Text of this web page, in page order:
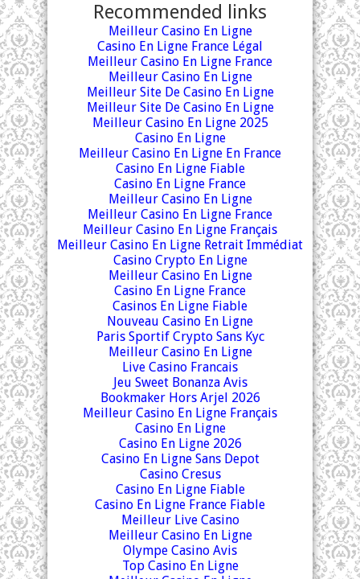
Recommended links
Meilleur Casino En Ligne
Casino En Ligne France Légal
Meilleur Casino En Ligne France
Meilleur Casino En Ligne
Meilleur Site De Casino En Ligne
Meilleur Site De Casino En Ligne
Meilleur Casino En Ligne 2025
Casino En Ligne
Meilleur Casino En Ligne En France
Casino En Ligne Fiable
Casino En Ligne France
Meilleur Casino En Ligne
Meilleur Casino En Ligne France
Meilleur Casino En Ligne Français
Meilleur Casino En Ligne Retrait Immédiat
Casino Crypto En Ligne
Meilleur Casino En Ligne
Casino En Ligne France
Casinos En Ligne Fiable
Nouveau Casino En Ligne
Paris Sportif Crypto Sans Kyc
Meilleur Casino En Ligne
Live Casino Francais
Jeu Sweet Bonanza Avis
Bookmaker Hors Arjel 2026
Meilleur Casino En Ligne Français
Casino En Ligne
Casino En Ligne 2026
Casino En Ligne Sans Depot
Casino Cresus
Casino En Ligne Fiable
Casino En Ligne France Fiable
Meilleur Live Casino
Meilleur Casino En Ligne
Olympe Casino Avis
Top Casino En Ligne